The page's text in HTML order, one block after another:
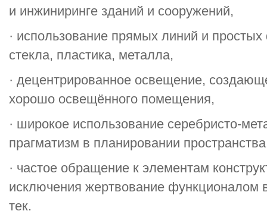
и инжиниринге зданий и сооружений,
· использование прямых линий и
стекла, пластика, металла,
· децентрированное освещение,
хорошо освещённого помещения,
· широкое использование серебристо-
прагматизм в планировании
· частое обращение к элементам
исключения жертвование функционалом
тек.